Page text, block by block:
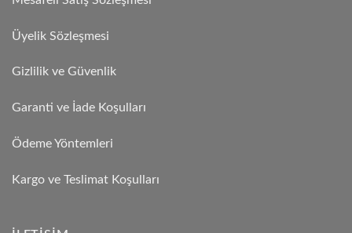
Üyelik Sözleşmesi
Gizlilik ve Güvenlik
Garanti ve İade Koşulları
Ödeme Yöntemleri
Kargo ve Teslimat Koşulları